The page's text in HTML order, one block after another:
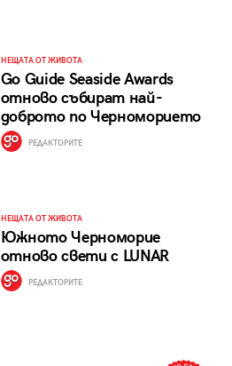
НЕЩАТА ОТ ЖИВОТА
Go Guide Seaside Awards
отново събират най-
доброто по Черноморието
РЕДАКТОРИТЕ
НЕЩАТА ОТ ЖИВОТА
Южното Черноморие
отново свети с LUNAR
РЕДАКТОРИТЕ